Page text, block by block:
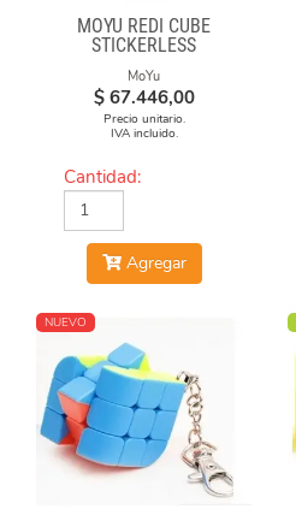
MOYU REDI CUBE
STICKERLESS
MoYu
$ 67.446,00
Precio unitario.
IVA incluido.
Cantidad:
Agregar
NUEVO